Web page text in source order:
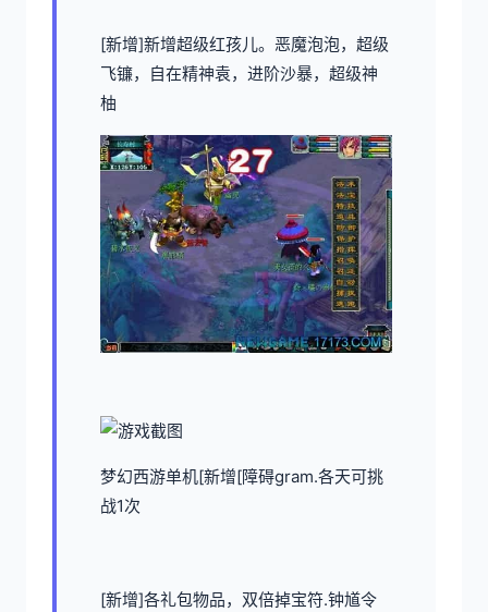
[新增]新增超级红孩儿。恶魔泡泡，超级
飞镰，自在精神袁，进阶沙暴，超级神
柚
梦幻西游单机[新增[障碍gram.各天可挑
战1次
[新增]各礼包物品，双倍掉宝符.钟馗令